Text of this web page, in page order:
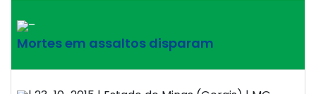
–
Mortes em assaltos disparam